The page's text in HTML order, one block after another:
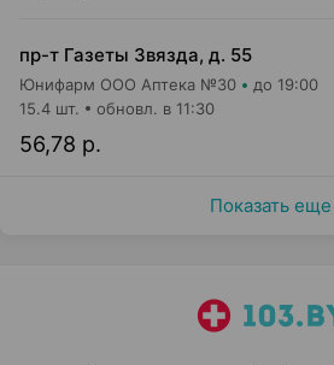
пр-т Газеты Звязда, д. 55
Юнифарм ООО Аптека №30 до 19:00
56,78 р.
15.4 шт. обновл. в 11:30
Показать еще